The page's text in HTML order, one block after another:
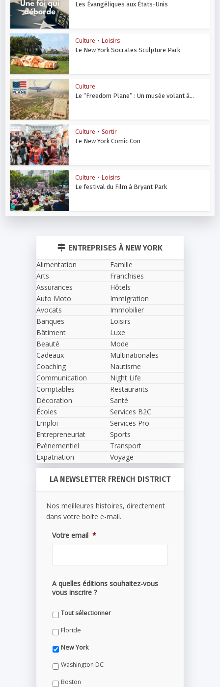
Les Évangéliques aux États-Unis
Culture • Loisirs
Le New York Socrates Sculpture Park
Culture
Le “Freedom Plane” : Un musée volant à...
Culture • Sortir
Le New York Comic Con
Culture • Loisirs
Le festival du Film à Bryant Park
ENTREPRISES À NEW YORK
Alimentation
Arts
Assurances
Auto Moto
Avocats
Banques
Bâtiment
Beauté
Cadeaux
Coaching
Communication
Comptables
Décoration
Écoles
Emploi
Entrepreneuriat
Evènementiel
Expatriation
Famille
Franchises
Hôtels
Immigration
Immobilier
Loisirs
Luxe
Mode
Multinationales
Nautisme
Night Life
Restaurants
Santé
Services B2C
Services Pro
Sports
Transport
Voyage
LA NEWSLETTER FRENCH DISTRICT
Nos meilleures histoires, directement
dans votre boite e-mail.
Votre email *
A quelles éditions souhaitez-vous
vous inscrire ?
Tout sélectionner
Floride
New York
Washington DC
Boston